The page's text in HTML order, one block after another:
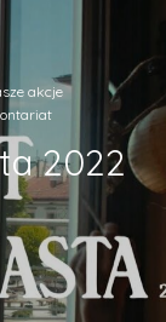
akcje
2022